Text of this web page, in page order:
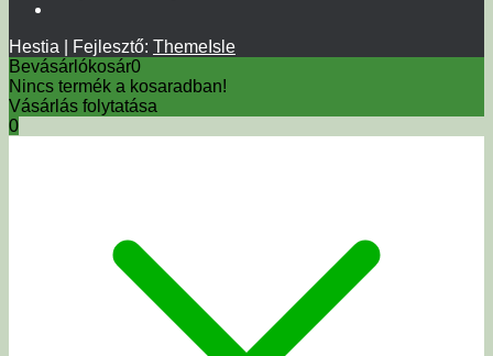
Hestia | Fejlesztő: ThemeIsle
Bevásárlókosár0
Nincs termék a kosaradban!
Vásárlás folytatása
0